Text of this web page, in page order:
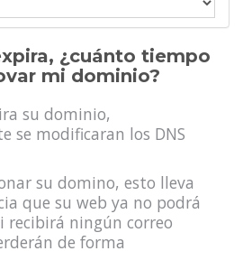
¿cuánto tiempo
mi dominio?
su dominio,
se modificaran los DNS
su domino, esto lleva
que su web ya no podrá
recibirá ningún correo
de forma